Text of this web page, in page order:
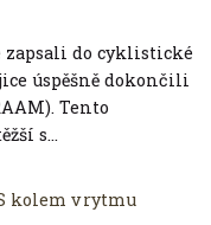
zapsali do cyklistické
úspěšně dokončili
Tento
s...